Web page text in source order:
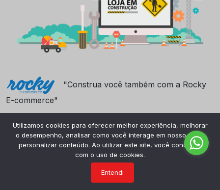
"Construa você também com a Rocky
E-commerce"
Utilizamos cookies para oferecer melhor experiência, melhorar
o desempenho, analisar como você interage em nosso site e
personalizar conteúdo. Ao utilizar este site, você concorda
com o uso de cookies.
Entendi